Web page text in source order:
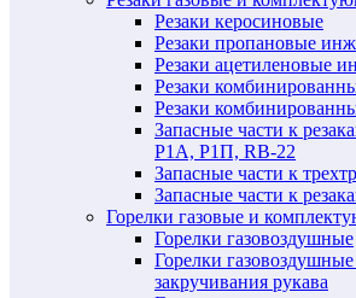
Резаки керосиновые
Резаки пропановые
Резаки ацетиленовые
Резаки
Резаки
Запасные части к
Р1А, Р1П, RB-22
Запасные части к
Запасные части к
Горелки газовые и
Горелки газовоздушные
Горелки
закручивания рукава